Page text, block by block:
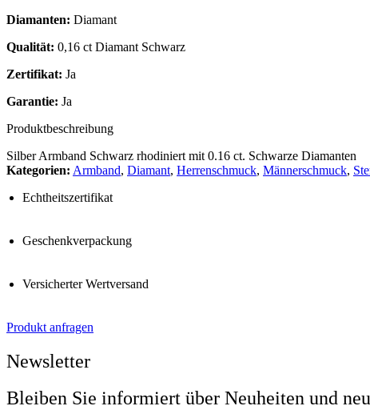
Diamanten: Diamant
Qualität: 0,16 ct Diamant Schwarz
Zertifikat: Ja
Garantie: Ja
Produktbeschreibung
Silber Armband Schwarz rhodiniert mit 0.16 ct. Schwarze Diamanten
Kategorien: Armband, Diamant, Herrenschmuck, Männerschmuck,
Echtheitszertifikat
Geschenkverpackung
Versicherter Wertversand
Produkt anfragen
Newsletter
Bleiben Sie informiert über Neuheiten und